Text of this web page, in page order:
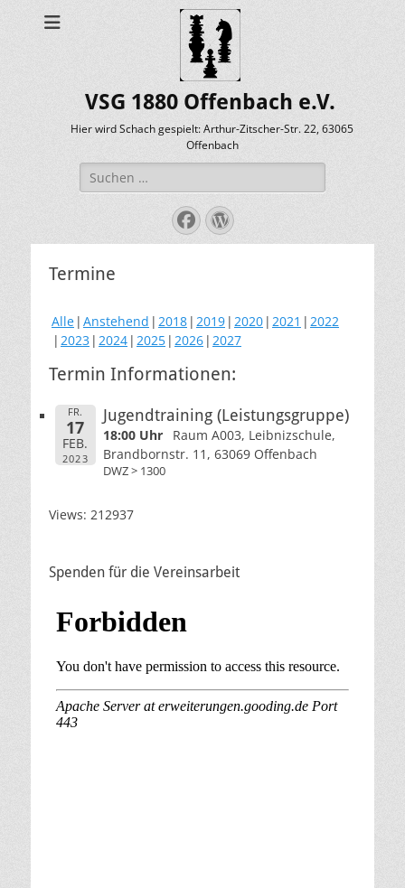
VSG 1880 Offenbach e.V.
Hier wird Schach gespielt: Arthur-Zitscher-Str. 22, 63065
Offenbach
Suche
nach:
Facebook
WordPress
Termine
Alle Anstehend 2018 2019 2020 2021
2022
2023 2024 2025 2026 2027
Termin Informationen:
FR.
17
FEB.
2023
Jugendtraining (Leistungsgruppe)
18:00 Uhr
Raum A003, Leibnizschule,
Brandbornstr. 11, 63069 Offenbach
DWZ > 1300
Views: 212937
Spenden für die Vereinsarbeit